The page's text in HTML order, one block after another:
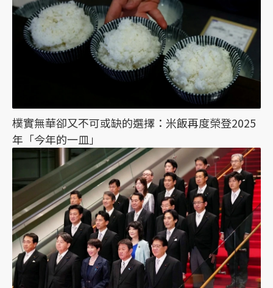
樸實無華卻又不可或缺的選擇：米飯再度榮登2025
年「今年的一皿」